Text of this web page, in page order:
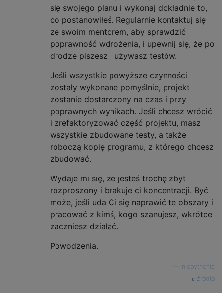
się swojego planu i wykonaj dokładnie to,
co postanowiłeś. Regularnie kontaktuj się
ze swoim mentorem, aby sprawdzić
poprawność wdrożenia, i upewnij się, że po
drodze piszesz i używasz testów.
Jeśli wszystkie powyższe czynności
zostały wykonane pomyślnie, projekt
zostanie dostarczony na czas i przy
poprawnych wynikach. Jeśli chcesz wrócić
i zrefaktoryzować część projektu, masz
wszystkie zbudowane testy, a także
roboczą kopię programu, z którego chcesz
zbudować.
Wydaje mi się, że jesteś trochę zbyt
rozproszony i brakuje ci koncentracji. Być
może, jeśli uda Ci się naprawić te obszary i
pracować z kimś, kogo szanujesz, wkrótce
zaczniesz działać.
Powodzenia.
niepythonic
źródło